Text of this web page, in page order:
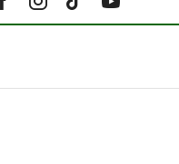
Facebook
Instagram
Tik- Youtube